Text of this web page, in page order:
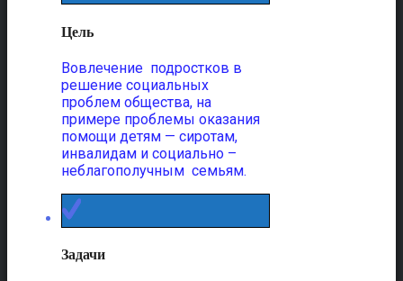
Цель
Вовлечение подростков в
решение социальных
проблем общества, на
примере проблемы оказания
помощи детям — сиротам,
инвалидам и социально –
неблагополучным семьям.
Задачи